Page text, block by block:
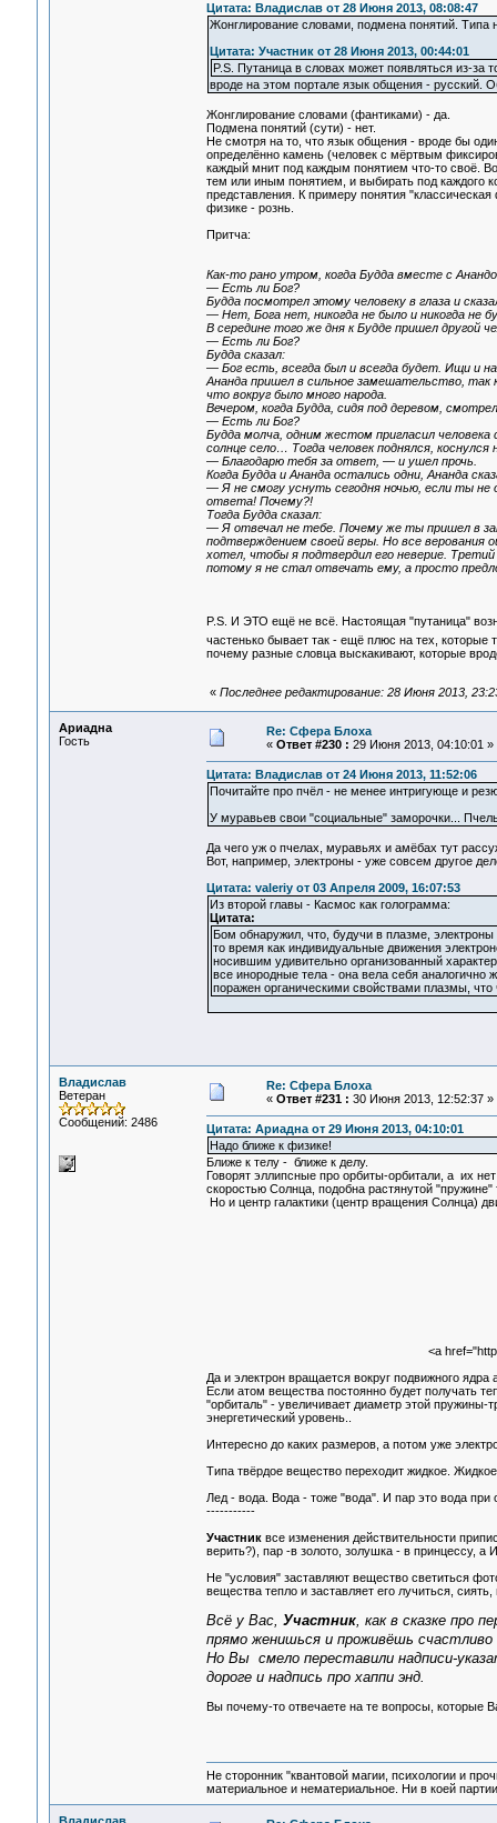
Цитата: Владислав от 28 Июня 2013, 08:08:47
Жонглирование словами, подмена понятий. Типа
Цитата: Участник от 28 Июня 2013, 00:44:01
P.S. Путаница в словах может появляться из-за
вроде на этом портале язык общения - русский.
Жонглирование словами (фантиками) - да.
Подмена понятий (сути) - нет.
Не смотря на то, что язык общения - вроде бы
определённо камень (человек с мёртвым
каждый мнит под каждым понятием что-то своё.
тем или иным понятием, и выбирать под каждого
представления. К примеру понятия
физике - рознь.
Притча:
Как-то рано утром, когда Будда вместе с
— Есть ли Бог?
Будда посмотрел этому человеку в глаза и
— Нет, Бога нет, никогда не было и никогда не
В середине того же дня к Будде пришел другой
— Есть ли Бог?
Будда сказал:
— Бог есть, всегда был и всегда будет. Ищи и
Ананда пришел в сильное замешательство,
что вокруг было много народа.
Вечером, когда Будда, сидя под деревом,
— Есть ли Бог?
Будда молча, одним жестом пригласил
солнце село… Тогда человек поднялся, коснулся
— Благодарю тебя за ответ, — и ушел прочь.
Когда Будда и Ананда остались одни, Ананда
— Я не смогу уснуть сегодня ночью, если ты
ответа! Почему?!
Тогда Будда сказал:
— Я отвечал не тебе. Почему же ты пришел в
подтверждением своей веры. Но все верования
хотел, чтобы я подтвердил его неверие.
потому я не стал отвечать ему, а просто
P.S. И ЭТО ещё не всё. Настоящая "путаница"
частенько бывает так - ещё плюс на тех, которые
почему разные словца выскакивают, которые
« Последнее редактирование: 28 Июня 2013,
Ариадна
Гость
Re: Сфера Блоха
« Ответ #230 : 29 Июня 2013, 04:10:01 »
Цитата: Владислав от 24 Июня 2013, 11:52:06
Почитайте про пчёл - не менее интригующе и
У муравьев свои "социальные" заморочки...
Да чего уж о пчелах, муравьях и амёбах тут
Вот, например, электроны - уже совсем другое
Цитата: valeriy от 03 Апреля 2009, 16:07:53
Из второй главы - Касмос как голограмма:
Цитата:
Бом обнаружил, что, будучи в плазме,
то время как индивидуальные движения
носившим удивительно организованный
все инородные тела - она вела себя аналогично
поражен органическими свойствами плазмы,
Владислав
Ветеран
Сообщений: 2486
Re: Сфера Блоха
« Ответ #231 : 30 Июня 2013, 12:52:37 »
Цитата: Ариадна от 29 Июня 2013, 04:10:01
Надо ближе к физике!
Ближе к телу - ближе к делу.
Говорят эллипсные про орбиты-орбитали, а их
скоростью Солнца, подобна растянутой
Но и центр галактики (центр вращения Солнца)
<a
Да и электрон вращается вокруг подвижного
Если атом вещества постоянно будет получать
"орбиталь" - увеличивает диаметр этой пружины-
энергетический уровень..
Интересно до каких размеров, а потом уже
Типа твёрдое вещество переходит жидкое.
Лед - вода. Вода - тоже "вода". И пар это вода при
-----------
Участник все изменения действительности
верить?), пар -в золото, золушка - в принцессу, а
Не "условия" заставляют вещество светиться
вещества тепло и заставляет его лучиться,
Всё у Вас, Участник, как в сказке про
прямо женишься и проживёшь
Но Вы смело переставили надписи-
дороге и надпись про хаппи энд.
Вы почему-то отвечаете на те вопросы, которые
Не сторонник "квантовой магии, психологии и
материальное и нематериальное. Ни в коей